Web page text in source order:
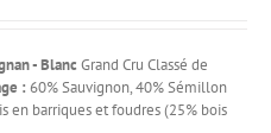
- Blanc Grand Cru Classé de
: 60% Sauvignon, 40% Sémillon
en barriques et foudres (25% bois